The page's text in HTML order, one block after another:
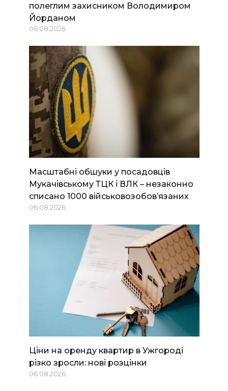
полеглим захисником Володимиром
Йорданом
06.08.2026
Масштабні обшуки у посадовців
Мукачівському ТЦК і ВЛК – незаконно
списано 1000 військовозобов’язаних
06.08.2026
Ціни на оренду квартир в Ужгороді
різко зросли: нові розцінки
06.08.2026